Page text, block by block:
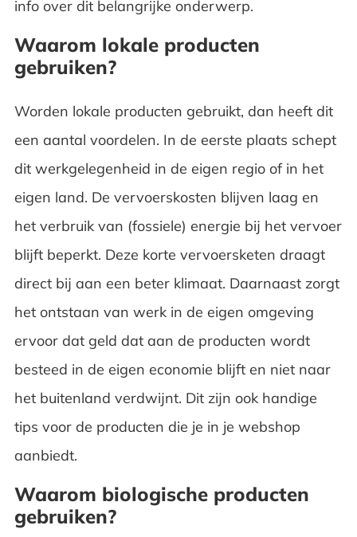
info over dit belangrijke onderwerp.
Waarom lokale producten
gebruiken?
Worden lokale producten gebruikt, dan heeft dit
een aantal voordelen. In de eerste plaats schept
dit werkgelegenheid in de eigen regio of in het
eigen land. De vervoerskosten blijven laag en
het verbruik van (fossiele) energie bij het vervoer
blijft beperkt. Deze korte vervoersketen draagt
direct bij aan een beter klimaat. Daarnaast zorgt
het ontstaan van werk in de eigen omgeving
ervoor dat geld dat aan de producten wordt
besteed in de eigen economie blijft en niet naar
het buitenland verdwijnt. Dit zijn ook handige
tips voor de producten die je in je webshop
aanbiedt.
Waarom biologische producten
gebruiken?